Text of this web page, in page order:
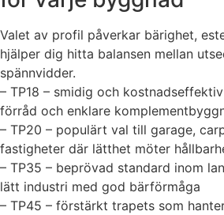
Valet av profil påverkar bärighet,
hjälper dig hitta balansen mellan
spännvidder.
– TP18 – smidig och
förråd och enklare
– TP20 – populärt val till garage,
fastigheter där lätthet möter
– TP35 – beprövad standard inom
lätt industri med god bärförmåga
– TP45 – förstärkt trapets som